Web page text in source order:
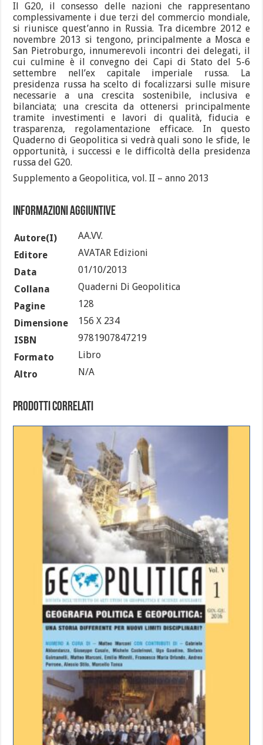
Il G20, il consesso delle nazioni che rappresentano
complessivamente i due terzi del commercio mondiale,
si riunisce quest’anno in Russia. Tra dicembre 2012 e
novembre 2013 si tengono, principalmente a Mosca e
San Pietroburgo, innumerevoli incontri dei delegati, il
cui culmine è il convegno dei Capi di Stato del 5-6
settembre nell’ex capitale imperiale russa. La
presidenza russa ha scelto di focalizzarsi sulle misure
necessarie a una crescita sostenibile, inclusiva e
bilanciata; una crescita da ottenersi principalmente
tramite investimenti e lavori di qualità, fiducia e
trasparenza, regolamentazione efficace. In questo
Quaderno di Geopolitica si vedrà quali sono le sfide, le
opportunità, i successi e le difficoltà della presidenza
russa del G20.
Supplemento a Geopolitica, vol. II – anno 2013
Informazioni aggiuntive
Autore(i)
AA.VV.
Editore
AVATAR Edizioni
Data
01/10/2013
Collana
Quaderni Di Geopolitica
Pagine
128
Dimensione
156 X 234
ISBN
9781907847219
Formato
Libro
Altro
N/a
Prodotti correlati